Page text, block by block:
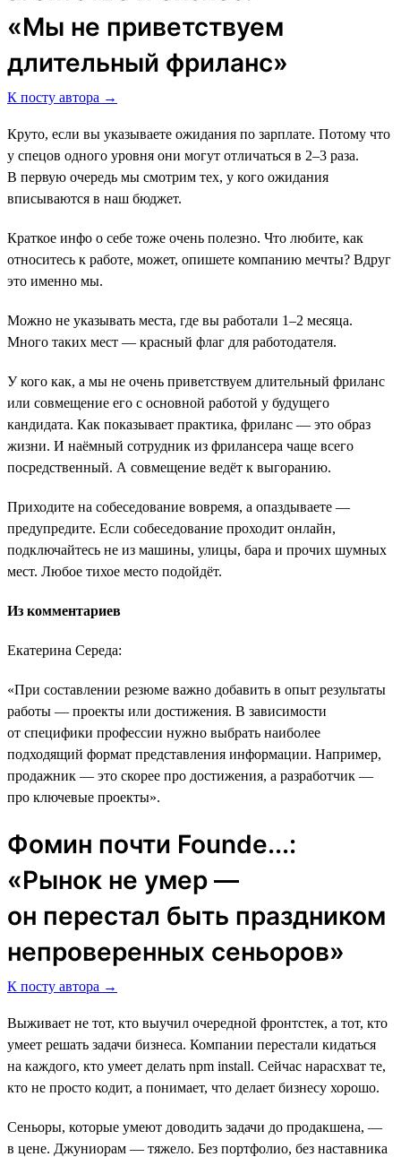
«Мы не приветствуем
длительный фриланс»
К посту автора →
Круто, если вы указываете ожидания по зарплате. Потому что
у спецов одного уровня они могут отличаться в 2–3 раза.
В первую очередь мы смотрим тех, у кого ожидания
вписываются в наш бюджет.
Краткое инфо о себе тоже очень полезно. Что любите, как
относитесь к работе, может, опишете компанию мечты? Вдруг
это именно мы.
Можно не указывать места, где вы работали 1–2 месяца.
Много таких мест ― красный флаг для работодателя.
У кого как, а мы не очень приветствуем длительный фриланс
или совмещение его с основной работой у будущего
кандидата. Как показывает практика, фриланс ― это образ
жизни. И наёмный сотрудник из фрилансера чаще всего
посредственный. А совмещение ведёт к выгоранию.
Приходите на собеседование вовремя, а опаздываете ―
предупредите. Если собеседование проходит онлайн,
подключайтесь не из машины, улицы, бара и прочих шумных
мест. Любое тихое место подойдёт.
Из комментариев
Екатерина Середа:
«При составлении резюме важно добавить в опыт результаты
работы ― проекты или достижения. В зависимости
от специфики профессии нужно выбрать наиболее
подходящий формат представления информации. Например,
продажник ― это скорее про достижения, а разработчик ―
про ключевые проекты».
Фомин почти Founde...:
«Рынок не умер ―
он перестал быть праздником
непроверенных сеньоров»
К посту автора →
Выживает не тот, кто выучил очередной фронтстек, а тот, кто
умеет решать задачи бизнеса. Компании перестали кидаться
на каждого, кто умеет делать npm install. Сейчас нарасхват те,
кто не просто кодит, а понимает, что делает бизнесу хорошо.
Сеньоры, которые умеют доводить задачи до продакшена, —
в цене. Джуниорам — тяжело. Без портфолио, без наставника